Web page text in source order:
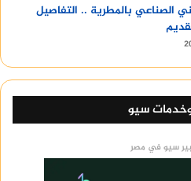
الصناعي بالمطرية .. التفاصيل
وخدمات سيو
سيو في مصر